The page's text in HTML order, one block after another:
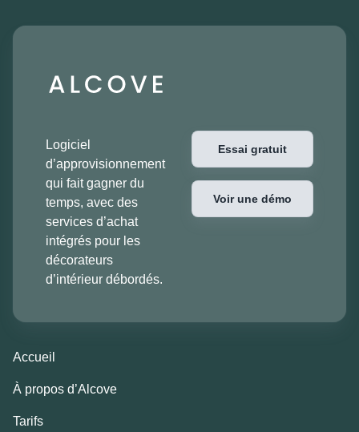
Logiciel
d’approvisionnement
qui fait gagner du
temps, avec des
services d’achat
intégrés pour les
décorateurs
d’intérieur débordés.
Essai gratuit
Voir une démo
Accueil
À propos d’Alcove
Tarifs